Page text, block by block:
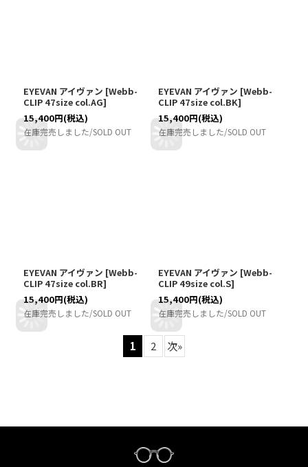
EYEVAN アイヴァン [Webb-
CLIP 47size col.AG]
15,400円(税込)
在庫完売しました/SOLD OUT
EYEVAN アイヴァン [Webb-
CLIP 47size col.BK]
15,400円(税込)
在庫完売しました/SOLD OUT
EYEVAN アイヴァン [Webb-
CLIP 47size col.BR]
15,400円(税込)
在庫完売しました/SOLD OUT
EYEVAN アイヴァン [Webb-
CLIP 49size col.S]
15,400円(税込)
在庫完売しました/SOLD OUT
1 2 次»